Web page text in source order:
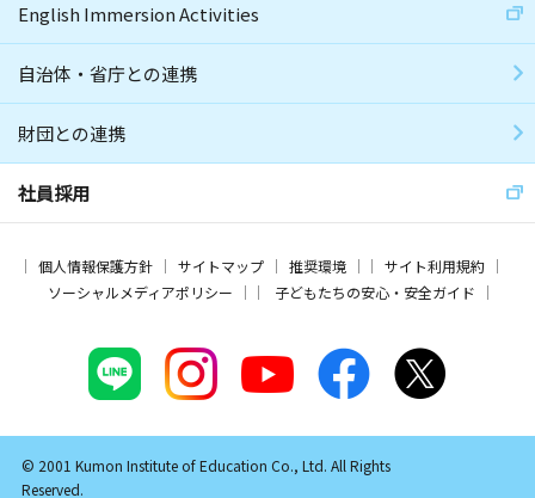
English Immersion Activities
自治体・省庁との連携
財団との連携
社員採用
個人情報保護方針 サイトマップ 推奨環境
サイト利用規約
ソーシャルメディアポリシー
子どもたちの安心・安全ガイド
© 2001 Kumon Institute of Education Co., Ltd. All Rights
Reserved.